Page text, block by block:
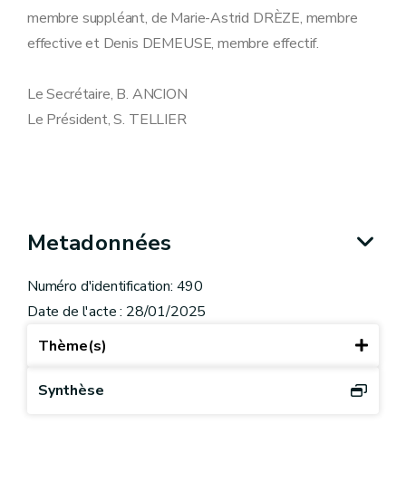
membre suppléant, de Marie-Astrid DRÈZE, membre
effective et Denis DEMEUSE, membre effectif.
Le Secrétaire, B. ANCION
Le Président, S. TELLIER
Metadonnées
Numéro d'identification: 490
Date de l'acte : 28/01/2025
Thème(s)
Synthèse